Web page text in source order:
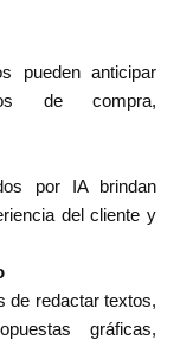
pueden anticipar
de compra,
por IA brindan
del cliente y
de redactar textos,
gráficas,